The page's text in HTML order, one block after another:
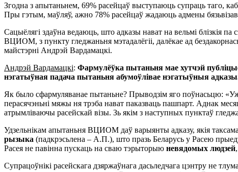
Згодна з апытаньнем, 69% расейцаў выступаюць супраць таго,
Пры гэтым, маўляў, ажно 78% расейцаў жадаюць адмены
Сацыёлягі здаўна ведаюць, што адказы нават на вельмі блізкія
ВЦИОМ, з пункту гледжаньня мэтадалёгіі, далёкае ад
майстэрні Андрэй Вардамацкі.
Андрэй Вардамацкі: Фармулёўка пытаньня мае хутчэй
нэгатыўная падача пытаньня абумоўлівае нэгатыўныя
Як было сфармуляванае пытаньне? Прыводзім яго поўнасьцю:
перасячэньні мяжы ня трэба нават паказваць пашпарт. Аднак
атрымліваючы расейскай візы. Зь якім з наступных пунктаў
Удзельнікам апытаньня ВЦИОМ даў варыянты адказу, якія
рызыка (падкрэсьлена – А.П.), што празь Беларусь у Расею
Расея не павінна пускаць на сваю тэрыторыю невядомых людзей
Супрацоўнікі расейскага дзяржаўнага дасьледчага цэнтру не